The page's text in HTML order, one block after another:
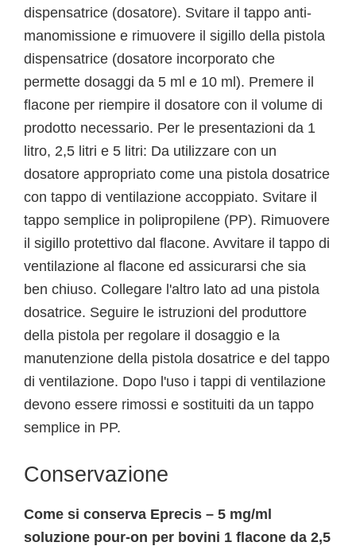
dispensatrice (dosatore). Svitare il tappo anti-
manomissione e rimuovere il sigillo della pistola
dispensatrice (dosatore incorporato che
permette dosaggi da 5 ml e 10 ml). Premere il
flacone per riempire il dosatore con il volume di
prodotto necessario. Per le presentazioni da 1
litro, 2,5 litri e 5 litri: Da utilizzare con un
dosatore appropriato come una pistola dosatrice
con tappo di ventilazione accoppiato. Svitare il
tappo semplice in polipropilene (PP). Rimuovere
il sigillo protettivo dal flacone. Avvitare il tappo di
ventilazione al flacone ed assicurarsi che sia
ben chiuso. Collegare l'altro lato ad una pistola
dosatrice. Seguire le istruzioni del produttore
della pistola per regolare il dosaggio e la
manutenzione della pistola dosatrice e del tappo
di ventilazione. Dopo l'uso i tappi di ventilazione
devono essere rimossi e sostituiti da un tappo
semplice in PP.
Conservazione
Come si conserva Eprecis – 5 mg/ml
soluzione pour-on per bovini 1 flacone da 2,5